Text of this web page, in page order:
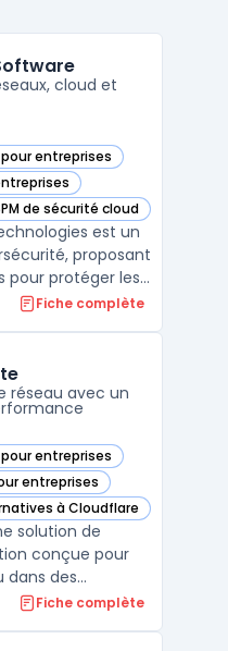
cloud et
entreprises
dans cette catégorie
dans cette catégorie
de sécurité cloud
dans cette catégorie
est un
proposant
pour protéger les
de
les réseaux, le
Fiche complète
réseau avec un
entreprises
cette catégorie
entreprises
cette catégorie
à Cloudflare
cette catégorie
solution de
conçue pour
dans des
et
Fiche complète